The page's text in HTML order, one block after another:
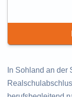
In Sohland an der